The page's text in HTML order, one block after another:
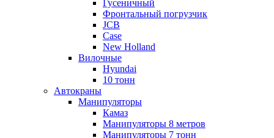
Гусеничный
Фронтальный погрузчик
JCB
Case
New Holland
Вилочные
Hyundai
10 тонн
Автокраны
Манипуляторы
Камаз
Манипуляторы 8 метров
Манипуляторы 7 тонн